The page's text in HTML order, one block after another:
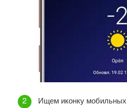
Ищем иконку